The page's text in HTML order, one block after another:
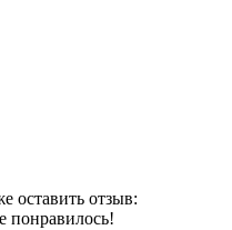
оставить отзыв:
понравилось!